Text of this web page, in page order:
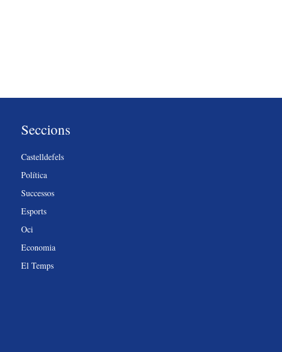
Seccions
Castelldefels
Política
Successos
Esports
Oci
Economia
El Temps